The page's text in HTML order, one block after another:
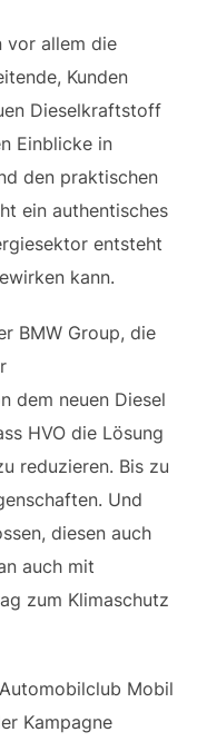
vor allem die
Kunden
Dieselkraftstoff
Einblicke in
den praktischen
ein authentisches
entsteht
kann.
BMW Group, die
dem neuen Diesel
HVO die Lösung
reduzieren. Bis zu
Und
diesen auch
auch mit
zum Klimaschutz
Mobil
Kampagne